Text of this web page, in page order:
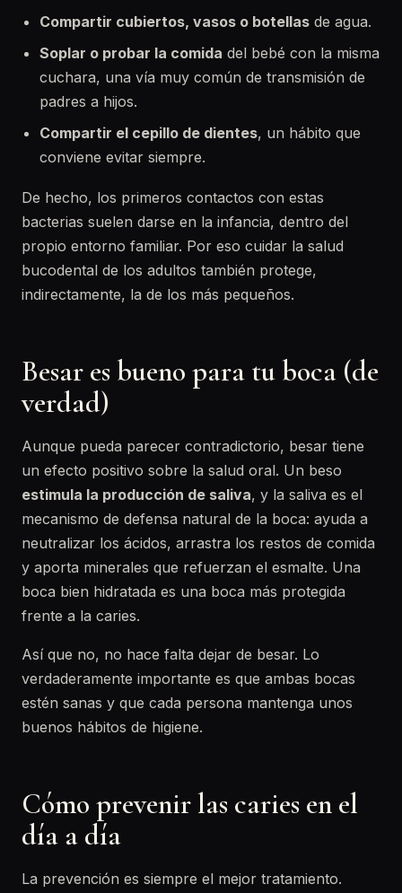
Compartir cubiertos, vasos o botellas de agua.
Soplar o probar la comida del bebé con la misma
cuchara, una vía muy común de transmisión de
padres a hijos.
Compartir el cepillo de dientes, un hábito que
conviene evitar siempre.
De hecho, los primeros contactos con estas
bacterias suelen darse en la infancia, dentro del
propio entorno familiar. Por eso cuidar la salud
bucodental de los adultos también protege,
indirectamente, la de los más pequeños.
Besar es bueno para tu boca (de
verdad)
Aunque pueda parecer contradictorio, besar tiene
un efecto positivo sobre la salud oral. Un beso
estimula la producción de saliva, y la saliva es el
mecanismo de defensa natural de la boca: ayuda a
neutralizar los ácidos, arrastra los restos de comida
y aporta minerales que refuerzan el esmalte. Una
boca bien hidratada es una boca más protegida
frente a la caries.
Así que no, no hace falta dejar de besar. Lo
verdaderamente importante es que ambas bocas
estén sanas y que cada persona mantenga unos
buenos hábitos de higiene.
Cómo prevenir las caries en el
día a día
La prevención es siempre el mejor tratamiento.